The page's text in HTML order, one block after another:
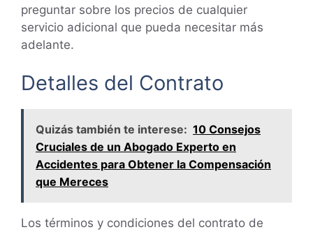
preguntar sobre los precios de cualquier
servicio adicional que pueda necesitar más
adelante.
Detalles del Contrato
Quizás también te interese: 10 Consejos
Cruciales de un Abogado Experto en
Accidentes para Obtener la Compensación
que Mereces
Los términos y condiciones del contrato de